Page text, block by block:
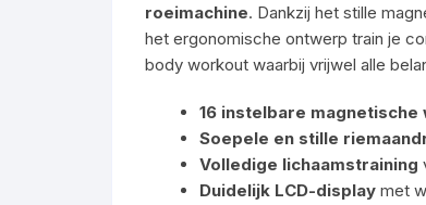
roeimachine. Dankzij het stille
het ergonomische ontwerp train je
body workout waarbij vrijwel alle
16 instelbare
Soepele en stille
Volledige lichaamstraining
Duidelijk LCD-display met